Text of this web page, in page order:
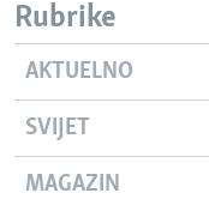
Rubrike
AKTUELNO
SVIJET
MAGAZIN